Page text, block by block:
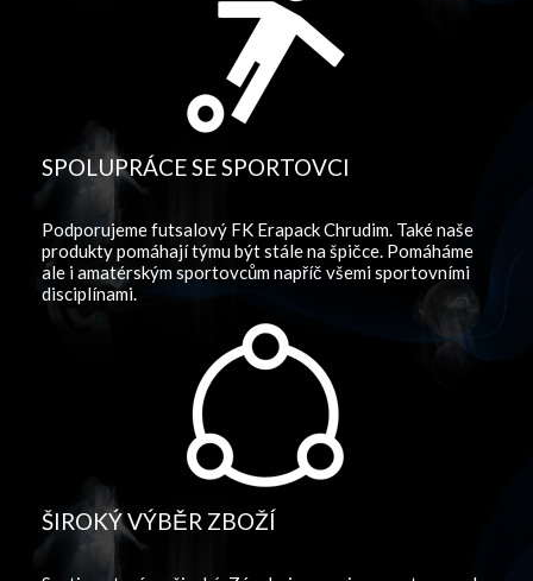
SPOLUPRÁCE SE SPORTOVCI
Podporujeme futsalový FK Erapack Chrudim. Také naše
produkty pomáhají týmu být stále na špičce. Pomáháme
ale i amatérským sportovcům napříč všemi sportovními
disciplínami.
ŠIROKÝ VÝBĚR ZBOŽÍ